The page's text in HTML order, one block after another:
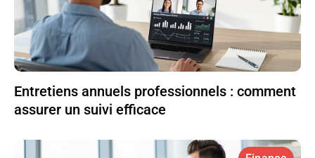
Entretiens annuels professionnels : comment
assurer un suivi efficace